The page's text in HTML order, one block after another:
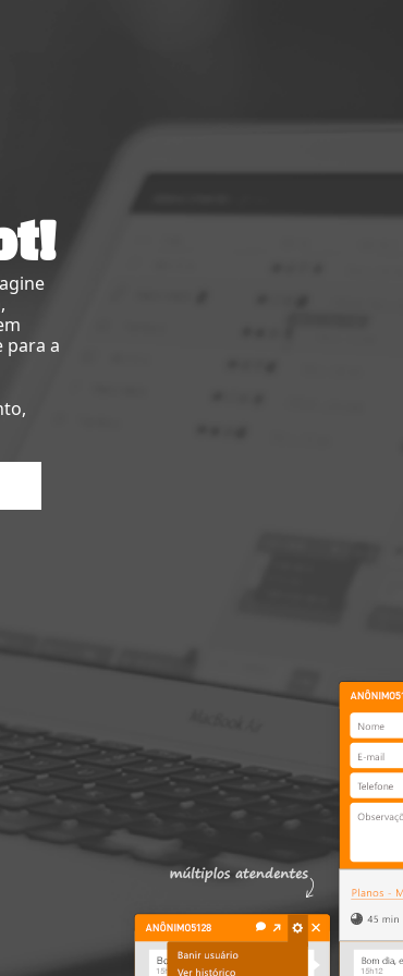
para a